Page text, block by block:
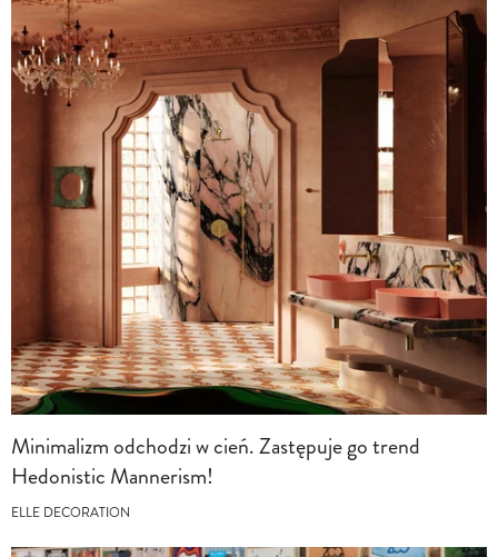
Minimalizm odchodzi w cień. Zastępuje go trend
Hedonistic Mannerism!
ELLE DECORATION